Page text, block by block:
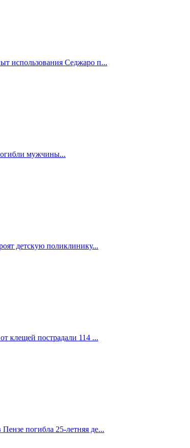
использования Седжаро п...
мужчины...
детскую поликлинику...
клещей пострадали 114 ...
погибла 25-летняя де...